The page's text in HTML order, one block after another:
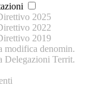
2025
2022
2019
modifica denomin.
Delegazioni Territ.